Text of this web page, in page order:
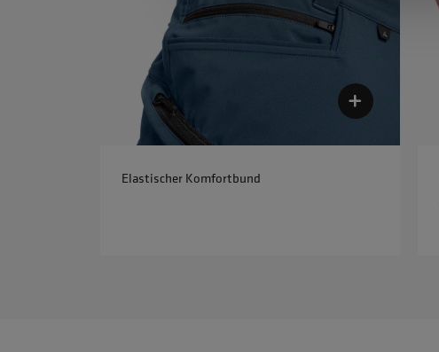
Elastischer Komfortbund